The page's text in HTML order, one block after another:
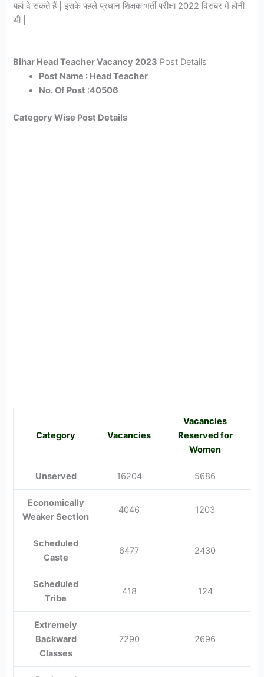
यहां दे सकते हैं | इसके पहले प्रधान शिक्षक भर्ती परीक्षा 2022 दिसंबर में होनी
थी |
Bihar Head Teacher Vacancy 2023 Post Details
Post Name : Head Teacher
No. Of Post :40506
Category Wise Post Details
Category Vacancies
Vacancies
Reserved for
Women
Unserved 16204 5686
Economically
Weaker Section
4046 1203
Scheduled
Caste
6477 2430
Scheduled
Tribe
418 124
Extremely
Backward
Classes
7290 2696